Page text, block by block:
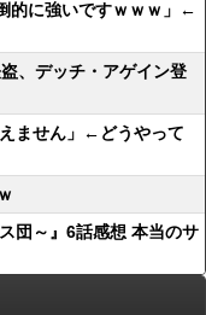
的に強いですｗｗｗ」←
、デッチ・アゲイン登
ません」←どうやって
団～』6話感想 本当のサ